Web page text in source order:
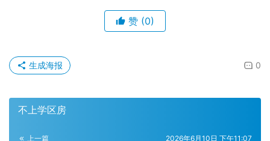
赞 (0)
0
生成海报
不上学区房
上一篇 2026年6月10日 下午11:07